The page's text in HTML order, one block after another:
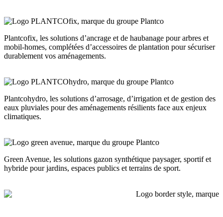
Plantcofix, les solutions d’ancrage et de haubanage pour arbres et
mobil-homes, complétées d’accessoires de plantation pour sécuriser
durablement vos aménagements.
Plantcohydro, les solutions d’arrosage, d’irrigation et de gestion des
eaux pluviales pour des aménagements résilients face aux enjeux
climatiques.
Green Avenue, les solutions gazon synthétique paysager, sportif et
hybride pour jardins, espaces publics et terrains de sport.